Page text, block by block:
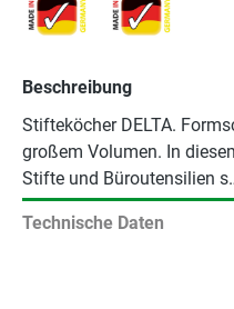
Beschreibung
Stifteköcher DELTA.
großem Volumen. In
Stifte und Büroutensilien
Technische Daten